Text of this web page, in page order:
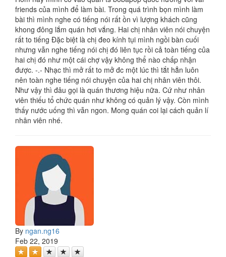
friends của mình để làm bài. Trong quá trình bọn mình làm
bài thì mình nghe có tiếng nói rất ồn vì lượng khách cũng
khong đông lắm quán hơi vắng. Hai chị nhân viên nói chuyện
rất to tiếng Đặc biệt là chị đeo kính tụi mình ngồi bàn cuối
nhưng vẫn nghe tiếng nói chị đó liên tục rồi cả toàn tiếng của
hai chị đó như một cái chợ vậy không thể nào chấp nhận
được. -.- Nhạc thì mở rất to mở đc một lúc thì tắt hẳn luôn
nên toàn nghe tiếng nói chuyện của hai chị nhân viên thôi.
Như vậy thì đâu gọi là quán thương hiệu nữa. Cứ như nhân
viên thiếu tổ chức quán như không có quản lý vậy. Còn mình
thấy nước uống thì vẫn ngon. Mong quán coi lại cách quản lí
nhân viên nhé.
By ngan.ng16
Feb 22, 2019